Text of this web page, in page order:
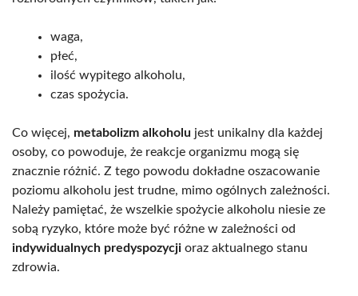
waga,
płeć,
ilość wypitego alkoholu,
czas spożycia.
Co więcej, metabolizm alkoholu jest unikalny dla każdej
osoby, co powoduje, że reakcje organizmu mogą się
znacznie różnić. Z tego powodu dokładne oszacowanie
poziomu alkoholu jest trudne, mimo ogólnych zależności.
Należy pamiętać, że wszelkie spożycie alkoholu niesie ze
sobą ryzyko, które może być różne w zależności od
indywidualnych predyspozycji oraz aktualnego stanu
zdrowia.